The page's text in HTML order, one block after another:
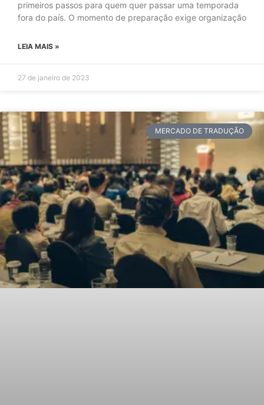
primeiros passos para quem quer passar uma temporada
fora do país. O momento de preparação exige organização
LEIA MAIS »
27 de janeiro de 2023
MERCADO DE TRADUÇÃO